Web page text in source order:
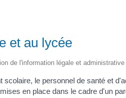
et au lycée
de l'information légale et
scolaire, le personnel de santé et
en place dans le cadre d'un